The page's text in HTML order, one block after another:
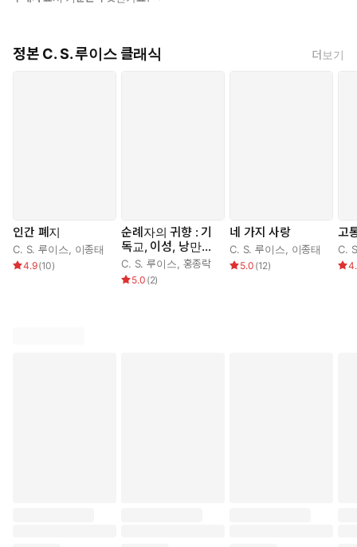
정본 C. S. 루이스 클래식 더보기
인간 폐지
C. S. 루이스, 이종태
4.9(10)
순례자의 귀향 : 기
독교, 이성, 낭만주
의에 대한 알레고리
적 옹호서
C. S. 루이스, 홍종락
5.0 (2)
네 가지 사랑
C. S. 루이스, 이종태
5.0 (12)
고
C.